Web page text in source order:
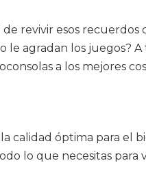
revivir esos recuerdos
le agradan los juegos?
a los mejores
calidad óptima para el
lo que necesitas para